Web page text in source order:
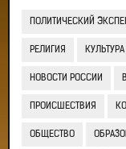
ПОЛИТИЧЕСКИЙ
РЕЛИГИЯ КУЛЬТУРА
НОВОСТИ РОССИИ
ПРОИСШЕСТВИЯ
ОБЩЕСТВО